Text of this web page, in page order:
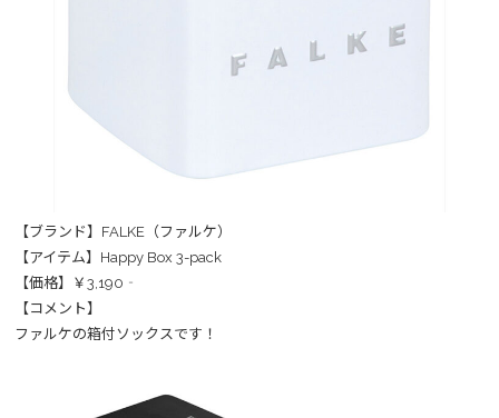
【ブランド】FALKE（ファルケ）
【アイテム】Happy Box 3-pack
【価格】￥3,190‐
【コメント】
ファルケの箱付ソックスです！